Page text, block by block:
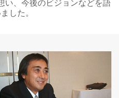
い、今後のビジョンなどを語
した。